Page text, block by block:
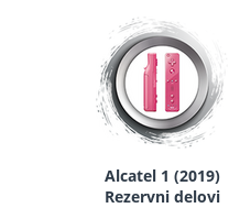
Alcatel 1 (2019)
Rezervni delovi